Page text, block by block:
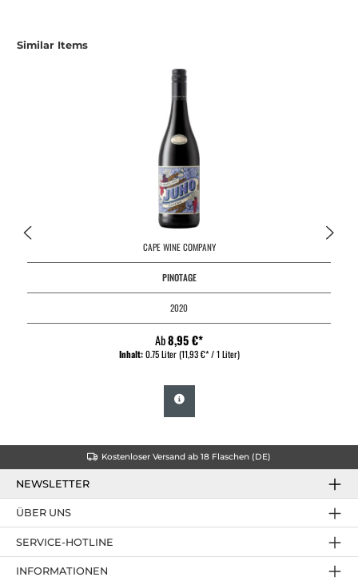
Similar Items
CAPE WINE COMPANY
PINOTAGE
2020
Ab8,95 €*
Inhalt:0.75 Liter(11,93 €* / 1 Liter)
Kostenloser Versand ab 18 Flaschen (DE)
NEWSLETTER
SERVICE-HOTLINE
ÜBER UNS
INFORMATIONEN